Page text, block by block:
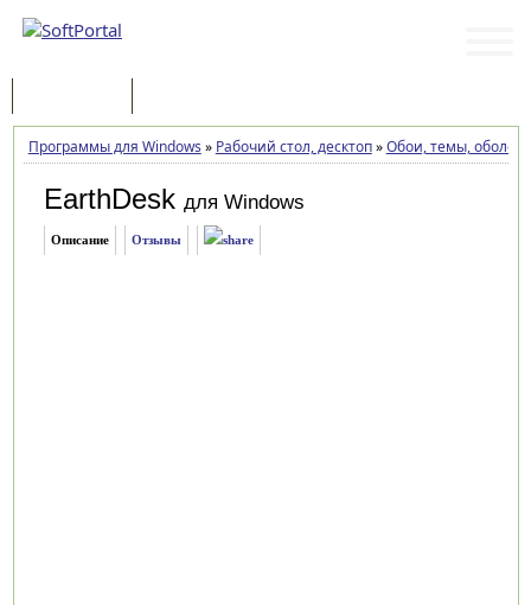
Программы для Windows » Рабочий стол, десктоп»Обои, темы,
EarthDesk для Windows
Описание Отзывы